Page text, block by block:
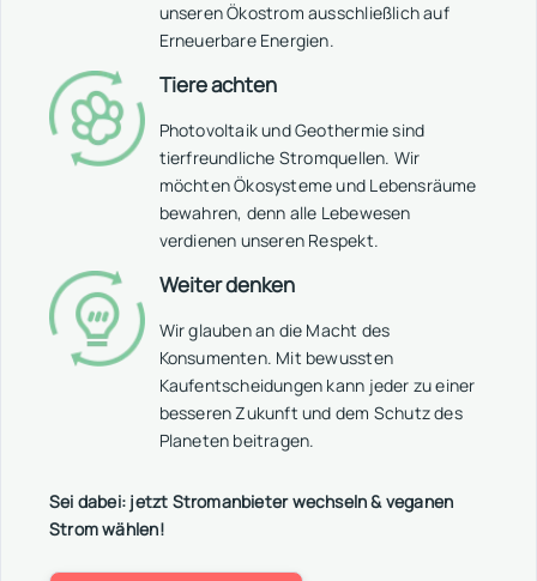
unseren Ökostrom ausschließlich auf
Erneuerbare Energien.
Tiere achten
Photovoltaik und Geothermie sind
tierfreundliche Stromquellen. Wir
möchten Ökosysteme und Lebensräume
bewahren, denn alle Lebewesen
verdienen unseren Respekt.
Weiter denken
Wir glauben an die Macht des
Konsumenten. Mit bewussten
Kaufentscheidungen kann jeder zu einer
besseren Zukunft und dem Schutz des
Planeten beitragen.
Sei dabei: jetzt Stromanbieter wechseln & veganen
Strom wählen!